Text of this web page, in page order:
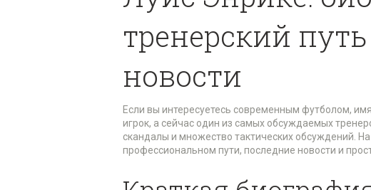
тренерский
новости
Если вы интересуетесь современным футболом,
игрок, а сейчас один из самых обсуждаемых
скандалы и множество тактических обсуждений.
профессиональном пути, последние новости и